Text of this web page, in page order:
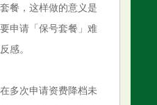
餐，这样做的意义是
申请「保号套餐」难
感。
多次申请资费降档未